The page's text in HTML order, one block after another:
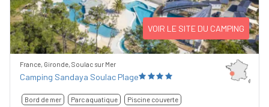
VOIR LE SITE DU CAMPING
France, Gironde, Soulac sur Mer
Camping Sandaya Soulac Plage
Bord de mer Parc aquatique Piscine couverte